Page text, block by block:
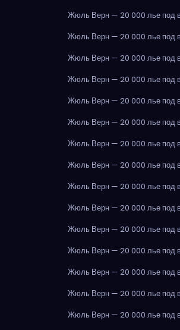
Жюль Верн — 20 000 лье под
Жюль Верн — 20 000 лье под
Жюль Верн — 20 000 лье под
Жюль Верн — 20 000 лье под
Жюль Верн — 20 000 лье под
Жюль Верн — 20 000 лье под
Жюль Верн — 20 000 лье под
Жюль Верн — 20 000 лье под
Жюль Верн — 20 000 лье под
Жюль Верн — 20 000 лье под
Жюль Верн — 20 000 лье под
Жюль Верн — 20 000 лье под
Жюль Верн — 20 000 лье под
Жюль Верн — 20 000 лье под
Жюль Верн — 20 000 лье под